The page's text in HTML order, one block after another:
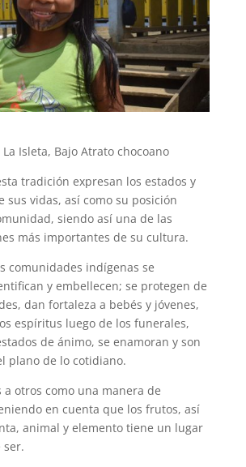
Isleta, Bajo Atrato chocoano
tradición expresan los estados y
sus vidas, así como su posición
siendo así una de las
más importantes de su cultura.
comunidades indígenas se
y embellecen; se protegen de
dan fortaleza a bebés y jóvenes,
espíritus luego de los funerales,
de ánimo, se enamoran y son
plano de lo cotidiano.
a otros como una manera de
en cuenta que los frutos, así
animal y elemento tiene un lugar
ser.